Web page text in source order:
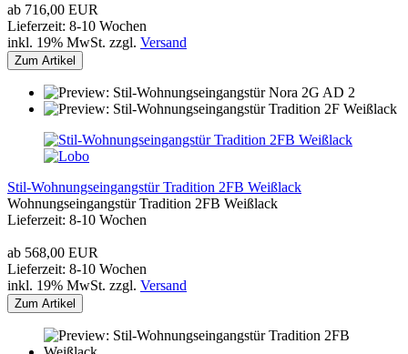
ab 716,00 EUR
Lieferzeit: 8-10 Wochen
inkl. 19% MwSt. zzgl. Versand
Zum Artikel
Stil-Wohnungseingangstür Tradition 2FB Weißlack
Wohnungseingangstür Tradition 2FB Weißlack
Lieferzeit: 8-10 Wochen
ab 568,00 EUR
Lieferzeit: 8-10 Wochen
inkl. 19% MwSt. zzgl. Versand
Zum Artikel